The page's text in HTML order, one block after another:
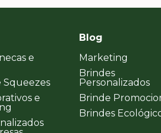
e
Squeezes
e
Blog
Marketing
Brindes
Personalizados
Brinde
Brindes